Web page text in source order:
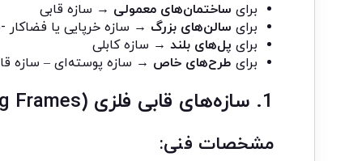
برای ساختمان‌های معمولی → سازه قابی
برای سالن‌های بزرگ → سازه خرپایی یا فضاکار
برای پل‌های بلند → سازه کابلی
برای طرح‌های خاص → سازه پوسته‌ای – سازه
1. سازه‌های قابی فلزی (Moment-Resisting Frames)
مشخصات فنی: